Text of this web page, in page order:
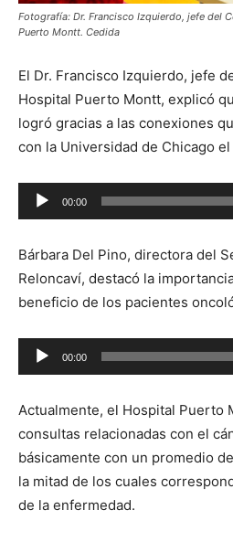
Fotografía: Dr. Francisco Izquierdo, jefe del
Puerto Montt. Cedida
El Dr. Francisco Izquierdo, jefe
Hospital Puerto Montt, explicó
logró gracias a las conexiones
con la Universidad de Chicago el
Reproductor
de
00:00
Bárbara Del Pino, directora del
Reloncaví, destacó la
beneficio de los pacientes
Reproductor
de
00:00
Actualmente, el Hospital Puerto
consultas relacionadas con el
básicamente con un promedio
la mitad de los cuales
de la enfermedad.